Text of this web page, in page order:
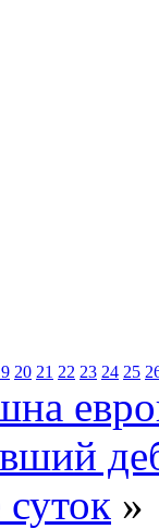
20 21 22 23 24 25
»